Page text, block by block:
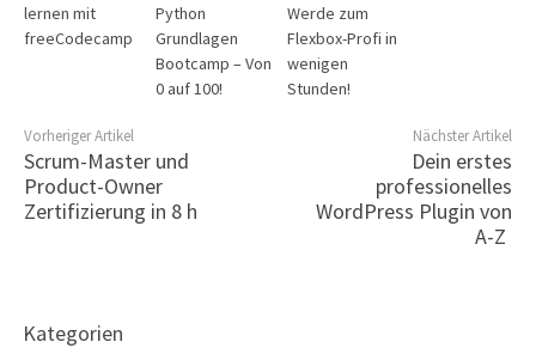
lernen mit
freeCodecamp
Python
Grundlagen
Bootcamp – Von
0 auf 100!
Werde zum
Flexbox-Profi in
wenigen
Stunden!
Vorheriger Artikel
Scrum-Master und
Product-Owner
Zertifizierung in 8 h
Nächster Artikel
Dein erstes
professionelles
WordPress Plugin von
A-Z
Kategorien